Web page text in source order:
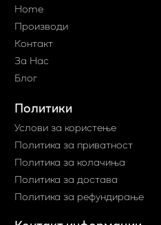
Home
Производи
Контакт
За Нас
Блог
Политики
Услови за користење
Политика за приватност
Политика за колачиња
Политика за достава
Политика за рефундирање